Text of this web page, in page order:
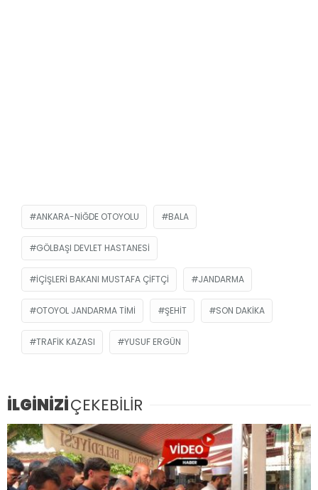
ANKARA-NIĞDE OTOYOLU BALA
GÖLBAŞI DEVLET HASTANESI
İÇIŞLERI BAKANI MUSTAFA ÇIFTÇI JANDARMA
OTOYOL JANDARMA TIMI ŞEHIT SON DAKIKA
TRAFIK KAZASI YUSUF ERGÜN
İLGİNİZİÇEKEBİLİR